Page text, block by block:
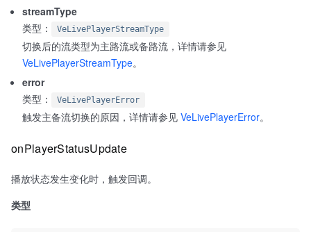
streamType
类型：
VeLivePlayerStreamType
切换后的流类型为主路流或备路流，详情请参见
VeLivePlayerStreamType。
error
类型：
VeLivePlayerError
触发主备流切换的原因，详情请参见 VeLivePlayerError。
onPlayerStatusUpdate
播放状态发生变化时，触发回调。
类型